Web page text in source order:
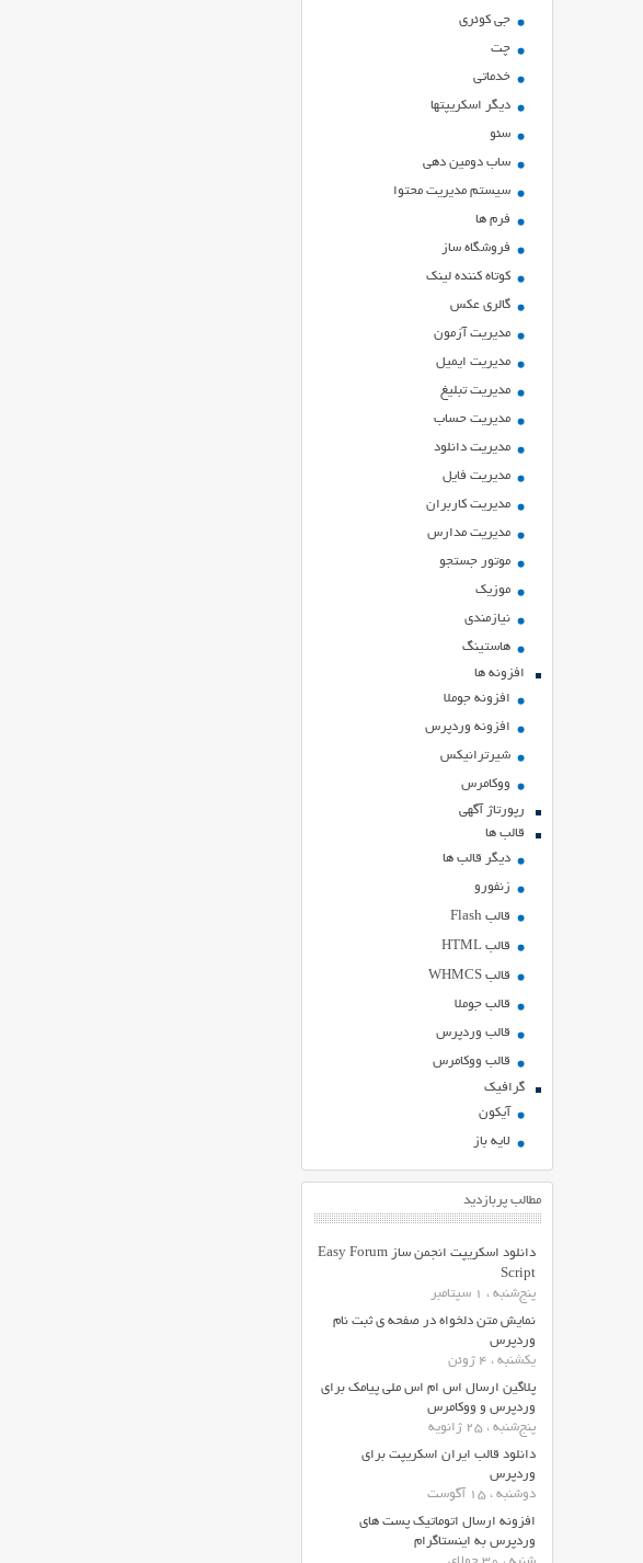
جی کوئری
چت
خدماتی
ديگر اسكريپتها
سئو
ساب دومین دهی
سیستم مدیریت محتوا
فرم ها
فروشگاه ساز
کوتاه کننده لینک
گالری عکس
مدیریت آزمون
مدیریت ایمیل
مدیریت تبلیغ
مدیریت حساب
مدیریت دانلود
مدیریت فایل
مدیریت کاربران
مدیریت مدارس
موتور جستجو
موزیک
نیازمندی
هاستينگ
افزونه ها
افزونه جوملا
افزونه وردپرس
شیرترانیکس
ووکامرس
رپورتاژ آگهی
قالب ها
دیگر قالب ها
زنفورو
قالب Flash
قالب HTML
قالب WHMCS
قالب جوملا
قالب وردپرس
قالب ووکامرس
گرافیک
آیکون
لایه باز
مطالب پربازدید
دانلود اسکریپت انجمن ساز Easy Forum
Script
پنج‌شنبه ، 1 سپتامبر
نمایش متن دلخواه در صفحه ی ثبت نام
وردپرس
یکشنبه ، 4 ژوئن
پلاگین ارسال اس ام اس ملی پیامک برای
وردپرس و ووکامرس
پنج‌شنبه ، 25 ژانویه
دانلود قالب ایران اسکریپت برای
وردپرس
دوشنبه ، 15 آگوست
افزونه ارسال اتوماتیک پست های
وردپرس به اینستاگرام